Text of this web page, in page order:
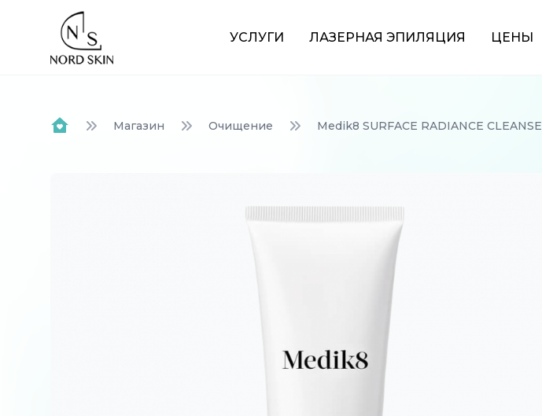
Nordskin
УСЛУГИ
ЛАЗЕРНАЯ ЭПИЛЯЦИЯ ЦЕНЫ
Магазин Очищение Medik8 SURFACE RADIANCE CLEANSE